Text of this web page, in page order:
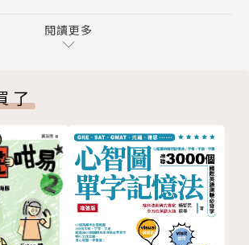
全方位的「新聞英文」專書！
新聞英文」仍有程度上的差別。本書
字塔」文體，解說用字造句的原則，
文的九大策略方法。讓閱讀「新聞英
文章表面意義，透過作者底蘊深厚的
解文字背後的深意及廣度，培養閱讀
語
語 (Political Correctness/Politicall
閱讀更多
了